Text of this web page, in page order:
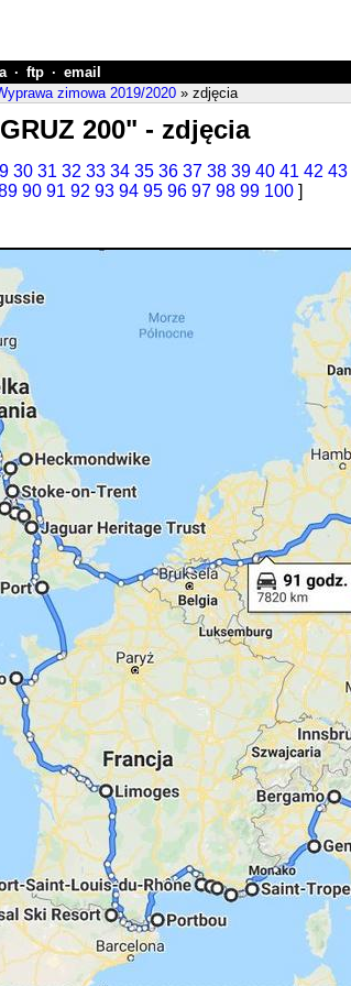
· ftp · email
zimowa 2019/2020 » zdjęcia
200" - zdjęcia
30 31 32 33 34 35 36 37 38 39 40 41 42 43
90 91 92 93 94 95 96 97 98 99 100 ]